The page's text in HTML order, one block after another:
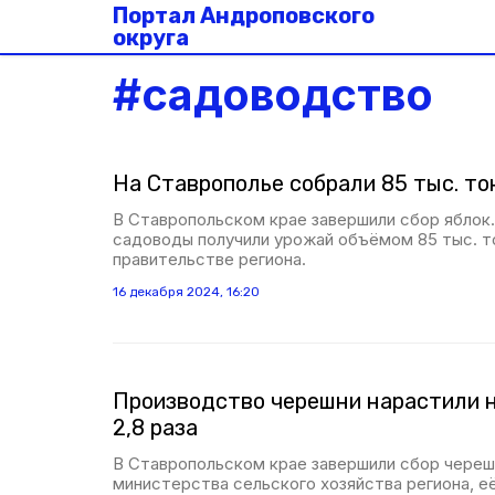
Портал Андроповского
округа
#садоводство
На Ставрополье собрали 85 тыс.
В Ставропольском крае завершили сбор
садоводы получили урожай объёмом 85 тыс.
правительстве региона.
16 декабря 2024, 16:20
Производство черешни нарастили
2,8 раза
В Ставропольском крае завершили сбор
министерства сельского хозяйства региона,